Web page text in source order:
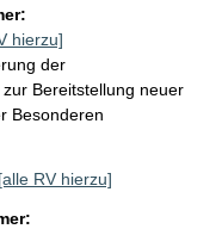
hierzu]
der
Bereitstellung neuer
Besonderen
[alle RV hierzu]